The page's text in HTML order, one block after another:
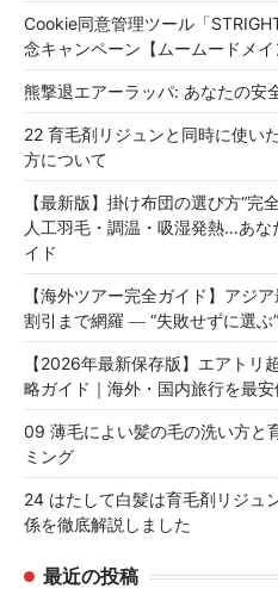
Cookie同意管理ツール「
念キャンペーン【ムームードメイ
熊撃退エアーラッパ: あなたの安
22 育毛剤リジュンと同時に使い
方について
【最新版】掛け布団の選び方“完
人工羽毛・調温・吸湿発熱…あ
イド
【海外ツアー完全ガイド】アジ
割引まで網羅 ― “失敗せずに選ぶ
【2026年最新保存版】エアトリ
略ガイド｜海外・国内旅行を最
09 薄毛によい髪の毛の洗い方と
ミング
24 はたして白髪は育毛剤リジュ
係を徹底解説しました
最近の投稿